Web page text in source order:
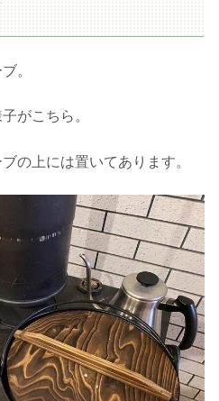
。
がこちら。
の上には置いてあります。